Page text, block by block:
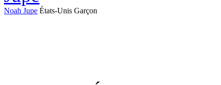
Noah Jupe États-Unis Garçon